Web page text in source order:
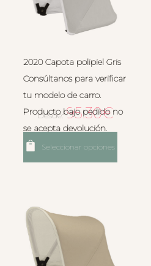
2020 Capota polipiel Gris
Consúltanos para verificar
tu modelo de carro.
Producto bajo pedido no
se acepta devolución.
Desde:95.30€
Seleccionar opciones